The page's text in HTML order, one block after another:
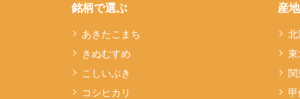
銘柄で選ぶ
あきたこまち
きぬむすめ
こしいぶき
コシヒカリ
産
北
東
関